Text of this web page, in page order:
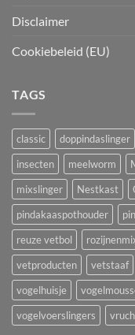
Disclaimer
Cookiebeleid (EU)
TAGS
classic doppindaslinger
insecten
meelworm
mixslinger
Nestkast
pindakaaspothouder
reuze vetbol
vetproducten
vetstaaf
vogelhuisje
vogelvoerslingers